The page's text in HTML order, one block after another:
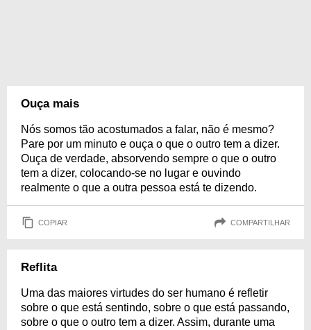
Ouça mais
Nós somos tão acostumados a falar, não é mesmo?
Pare por um minuto e ouça o que o outro tem a dizer.
Ouça de verdade, absorvendo sempre o que o outro
tem a dizer, colocando-se no lugar e ouvindo
realmente o que a outra pessoa está te dizendo.
COPIAR COMPARTILHAR
Reflita
Uma das maiores virtudes do ser humano é refletir
sobre o que está sentindo, sobre o que está passando,
sobre o que o outro tem a dizer. Assim, durante uma